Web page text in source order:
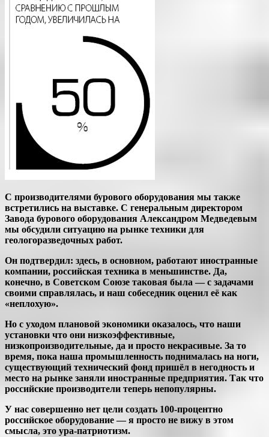
С производителями бурового оборудования мы также
встретились на выставке. С генеральным директором
Завода бурового оборудования Александром Медведевым
мы обсудили ситуацию на рынке техники для
геологоразведочных работ.
Он подтвердил: здесь, в основном, работают иностранные
компании, российская техника в меньшинстве. Да,
конечно, в Советском Союзе таковая была — с задачами
своими справлялась, и наш собеседник оценил её как
«неплохую».
Но с уходом плановой экономики оказалось, что наши
установки что они низкоэффективные,
низкопроизводительные, да и просто некрасивые. За то
время, пока наша промышленность поднималась на ноги,
существующий технический фонд пришёл в негодность и
место на рынке заняли иностранные предприятия. Так что
российские производители теперь непопулярны.
У нас совершенно нет цели создать 100-процентно
российское оборудование — я просто не вижу в этом
смысла, это ура-патриотизм.